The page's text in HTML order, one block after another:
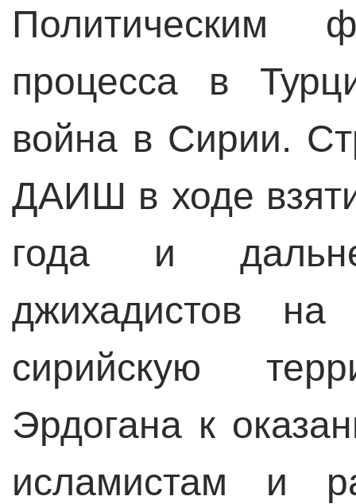
Политическим
процесса в
война в Сирии.
ДАИШ в ходе
года и
джихадистов
сирийскую
Эрдогана к
исламистам и